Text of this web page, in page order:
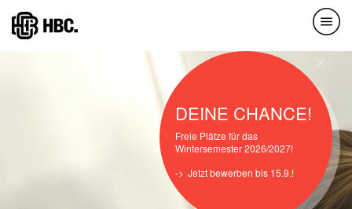
Direkt
zum
DEINE CHANCE!
Freie Plätze für das
Wintersemester 2026/2027!
Jetzt bewerben bis 15.9.!